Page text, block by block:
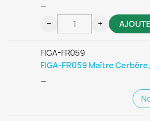
—
− +
FIGA-FR059
FIGA-FR059 Maître
—